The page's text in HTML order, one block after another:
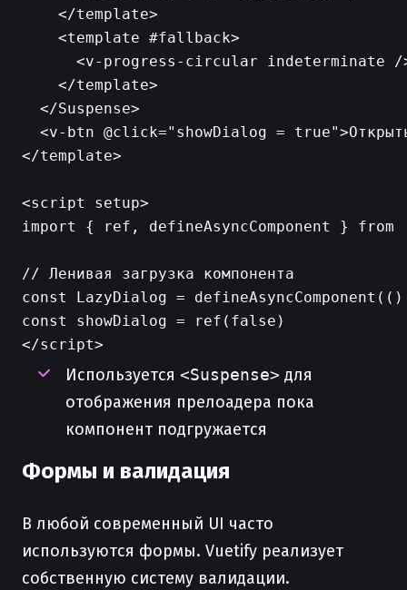
    </template>
    <template #fallback>
<v-progress-circular indeterminate /
    </template>
  </Suspense>
<v-btn @click="showDialog =
</template>
<script setup>
import { ref, defineAsyncComponent } from
// Ленивая загрузка компонента
const LazyDialog =
const showDialog = ref(false)
Используется <Suspense> для
отображения прелоадера пока
компонент подгружается
Формы и валидация
В любой современный UI часто
используются формы. Vuetify реализует
собственную систему валидации.